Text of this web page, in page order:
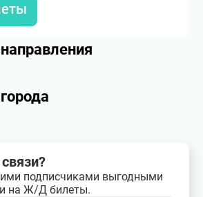
подписчиками выгодными
на Ж/Д билеты.